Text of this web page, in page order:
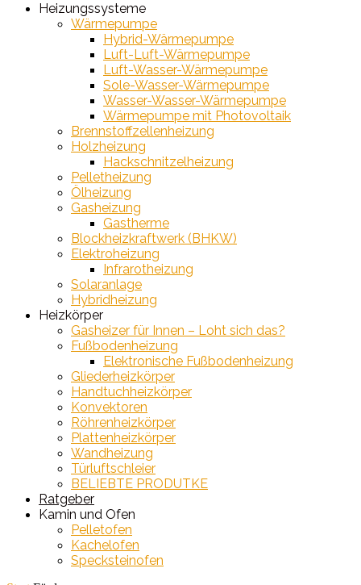
Heizungssysteme
Wärmepumpe
Hybrid-Wärmepumpe
Luft-Luft-Wärmepumpe
Luft-Wasser-Wärmepumpe
Sole-Wasser-Wärmepumpe
Wasser-Wasser-Wärmepumpe
Wärmepumpe mit Photovoltaik
Brennstoffzellenheizung
Holzheizung
Hackschnitzelheizung
Pelletheizung
Ölheizung
Gasheizung
Gastherme
Blockheizkraftwerk (BHKW)
Elektroheizung
Infrarotheizung
Solaranlage
Hybridheizung
Heizkörper
Gasheizer für Innen – Loht sich das?
Fußbodenheizung
Elektronische Fußbodenheizung
Gliederheizkörper
Handtuchheizkörper
Konvektoren
Röhrenheizkörper
Plattenheizkörper
Wandheizung
Türluftschleier
BELIEBTE PRODUTKE
Ratgeber
Kamin und Ofen
Pelletofen
Kachelofen
Specksteinofen